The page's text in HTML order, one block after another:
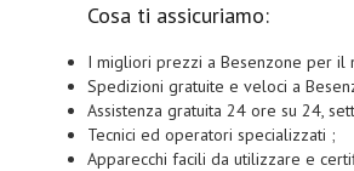
Cosa ti assicuriamo:
I migliori prezzi a Besenzone per il
Spedizioni gratuite e veloci a
Assistenza gratuita 24 ore su 24,
Tecnici ed operatori specializzati ;
Apparecchi facili da utilizzare e